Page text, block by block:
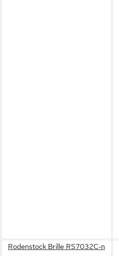
Rodenstock Brille RS7032C-n